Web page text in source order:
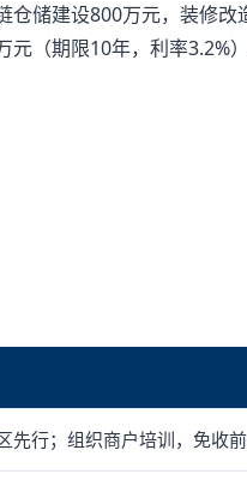
储建设800万元，装修改
（期限10年，利率3.2%）
先行；组织商户培训，免收